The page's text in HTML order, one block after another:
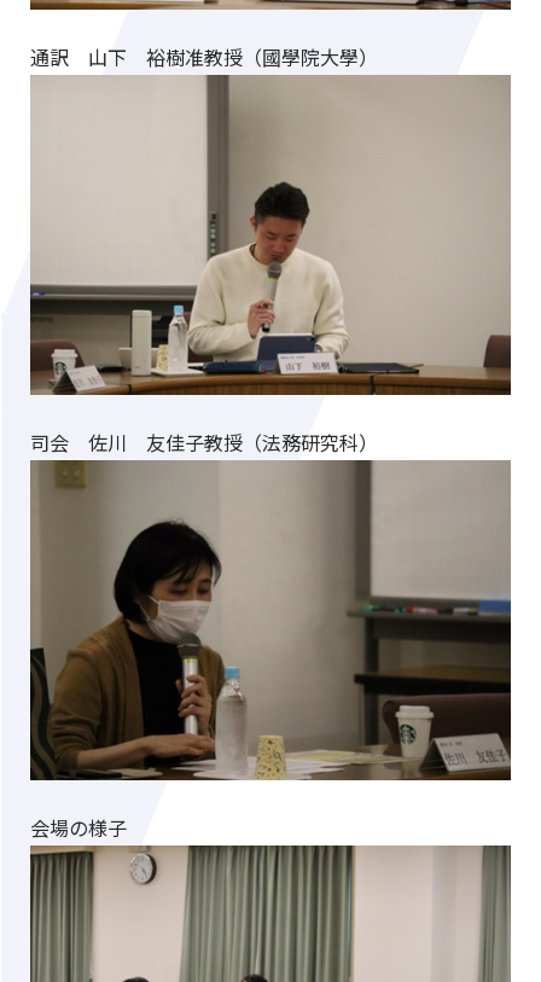
通訳 山下 裕樹准教授（國學院大學）
司会 佐川 友佳子教授（法務研究科）
会場の様子